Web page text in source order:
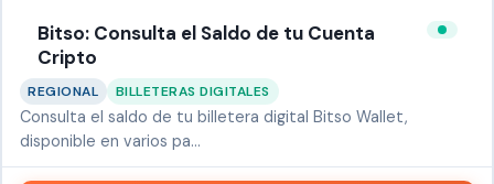
Bitso: Consulta el Saldo de tu Cuenta
Cripto
REGIONAL BILLETERAS DIGITALES
Consulta el saldo de tu billetera digital Bitso Wallet,
disponible en varios pa…